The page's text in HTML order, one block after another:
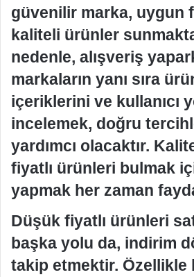
güvenilir marka, uygun
kaliteli ürünler
nedenle, alışveriş
markaların yanı sıra
içeriklerini ve kullanıcı
incelemek, doğru
yardımcı olacaktır.
fiyatlı ürünleri bulmak
yapmak her zaman
Düşük fiyatlı ürünleri
başka yolu da, indirim
takip etmektir. Özellikle